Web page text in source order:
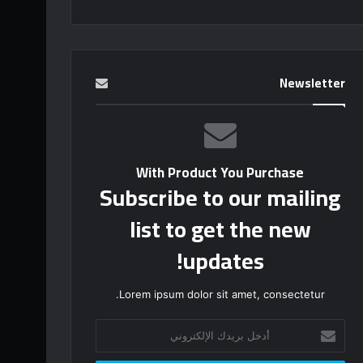
Newsletter
With Product You Purchase
Subscribe to our mailing
list to get the new
updates!
Lorem ipsum dolor sit amet, consectetur.
بريدك